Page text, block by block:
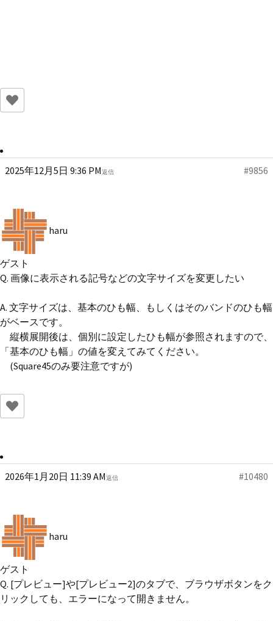
2025年12月5日 9:36 PM #9856
返信
haru
ゲスト
Q. 画像に表示される記号などの文字サイズを変更したい
A. 文字サイズは、基本のひも幅、もしくはそのバンドのひも幅
がベースです。
縦横展開後は、個別に設定したひも幅が参照されますので、
「基本のひも幅」の値を変えてみてください。
(Square45のみ要注意ですが)
2026年1月20日 11:39 AM #10480
返信
haru
ゲスト
Q. [プレビュー]や[プレビュー2]のタブで、ブラウザボタンをク
リックしても、エラーになって開きません。